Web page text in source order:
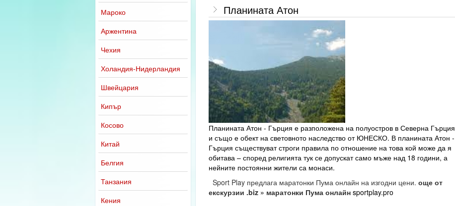
Мароко
Аржентина
Чехия
Холандия-Нидерландия
Швейцария
Кипър
Косово
Китай
Белгия
Танзания
Кения
Планината Атон
Планината Атон - Гърция е разположена на полуостров в Северна Гърция
и също е обект на световното наследство от ЮНЕСКО. В планината Атон -
Гърция съществуват строги правила по отношение на това кой може да я
обитава – според религията тук се допускат само мъже над 18 години, а
нейните постоянни жители са монаси.
Sport Play предлага маратонки Пума онлайн на изгодни цени. още от
екскурзии .biz » маратонки Пума онлайн sportplay.pro